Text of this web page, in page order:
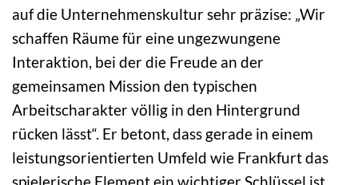
auf die Unternehmenskultur sehr präzise: „Wir
schaffen Räume für eine ungezwungene
Interaktion, bei der die Freude an der
gemeinsamen Mission den typischen
Arbeitscharakter völlig in den Hintergrund
rücken lässt“. Er betont, dass gerade in einem
leistungsorientierten Umfeld wie Frankfurt das
spielerische Element ein wichtiger Schlüssel ist,